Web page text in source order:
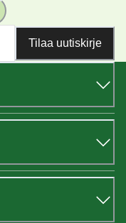
Tilaa uutiskirje